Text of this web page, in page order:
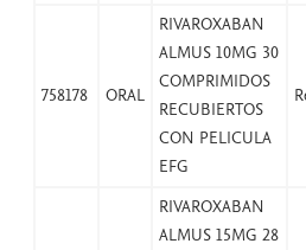
758178 ORAL
RIVAROXABAN
ALMUS 10MG 30
COMPRIMIDOS
RECUBIERTOS
CON PELICULA
EFG
RIVAROXABAN
ALMUS 15MG 28